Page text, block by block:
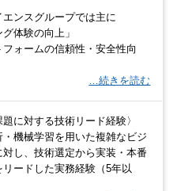
エンスグループでは主に
グ体験の向上」
フォームの信頼性・安全性向
…続きを読む
題に対する技術リード経験〉
・機械学習を用いた複雑なビジ
対し、技術選定から実装・本番
リードした実務経験（5年以